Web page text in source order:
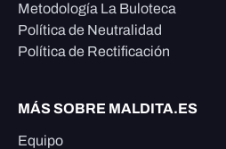
Metodología La Buloteca
Política de Neutralidad
Política de Rectificación
MÁS SOBRE MALDITA.ES
Equipo